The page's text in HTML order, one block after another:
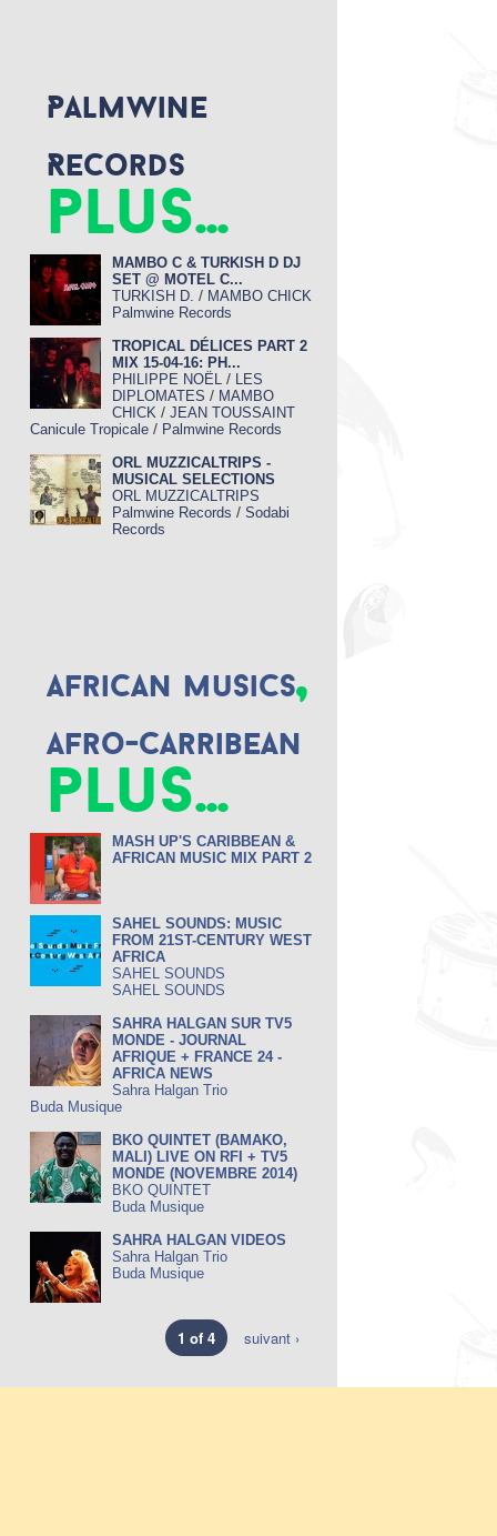
Palmwine
Records
plus...
MAMBO C & TURKISH D DJ
SET @ MOTEL C...
TURKISH D. / MAMBO CHICK
Palmwine Records
TROPICAL DÉLICES PART 2
MIX 15-04-16: PH...
PHILIPPE NOËL / LES
DIPLOMATES / MAMBO
CHICK / JEAN TOUSSAINT
Canicule Tropicale / Palmwine Records
ORL MUZZICALTRIPS -
MUSICAL SELECTIONS
ORL MUZZICALTRIPS
Palmwine Records / Sodabi
Records
African musics,
Afro-Carribean
plus...
MASH UP'S CARIBBEAN &
AFRICAN MUSIC MIX PART 2
SAHEL SOUNDS: MUSIC
FROM 21ST-CENTURY WEST
AFRICA
SAHEL SOUNDS
SAHEL SOUNDS
SAHRA HALGAN SUR TV5
MONDE - JOURNAL
AFRIQUE + FRANCE 24 -
AFRICA NEWS
Sahra Halgan Trio
Buda Musique
BKO QUINTET (BAMAKO,
MALI) LIVE ON RFI + TV5
MONDE (NOVEMBRE 2014)
BKO QUINTET
Buda Musique
SAHRA HALGAN VIDEOS
Sahra Halgan Trio
Buda Musique
1 of 4 suivant ›